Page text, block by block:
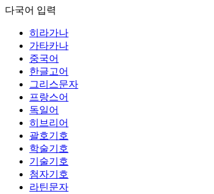
다국어 입력
히라가나
가타카나
중국어
한글고어
그리스문자
프랑스어
독일어
히브리어
괄호기호
학술기호
기술기호
첨자기호
라틴문자